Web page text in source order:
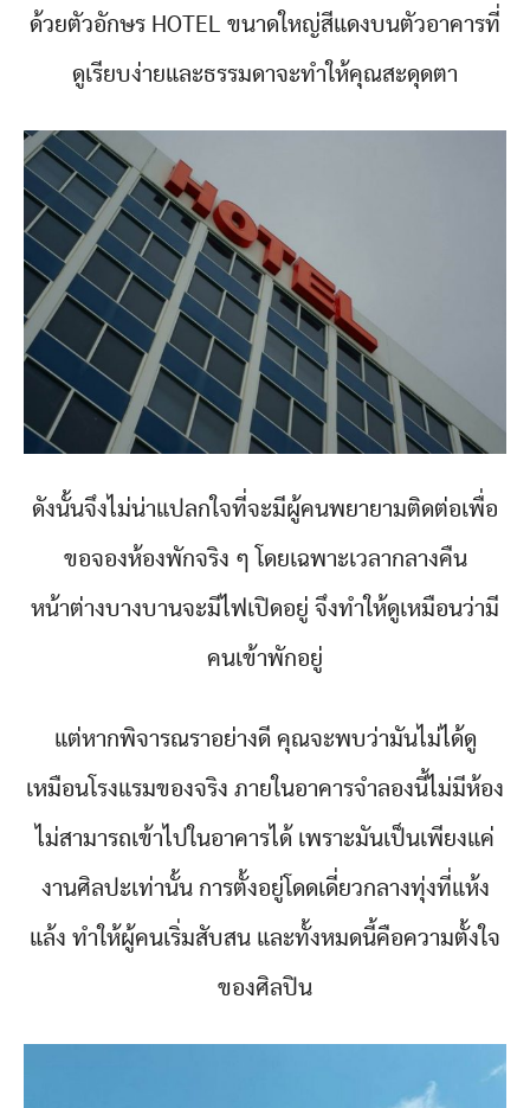
ด้วยตัวอักษร HOTEL ขนาดใหญ่สีแดงบนตัวอาคารที่
ดูเรียบง่ายและธรรมดาจะทำให้คุณสะดุดตา
ดังนั้นจึงไม่น่าแปลกใจที่จะมีผู้คนพยายามติดต่อเพื่อ
ขอจองห้องพักจริง ๆ โดยเฉพาะเวลากลางคืน
หน้าต่างบางบานจะมีไฟเปิดอยู่ จึงทำให้ดูเหมือนว่ามี
คนเข้าพักอยู่
แต่หากพิจารณราอย่างดี คุณจะพบว่ามันไม่ได้ดู
เหมือนโรงแรมของจริง ภายในอาคารจำลองนี้ไม่มีห้อง
ไม่สามารถเข้าไปในอาคารได้ เพราะมันเป็นเพียงแค่
งานศิลปะเท่านั้น การตั้งอยู่โดดเดี่ยวกลางทุ่งที่แห้ง
แล้ง ทำให้ผู้คนเริ่มสับสน และทั้งหมดนี้คือความตั้งใจ
ของศิลปิน